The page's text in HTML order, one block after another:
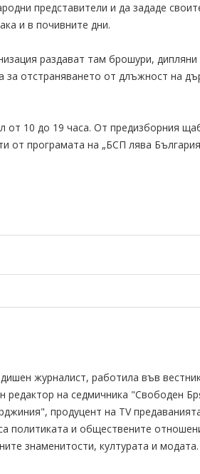
представители и да зададе
и в почивните дни.
раздават там брошури, дипляни
отстраняването от длъжност на
от 10 до 19 часа. От предизборния
от програмата на „БСП лява
журналист, работила във
редактор на седмичника "Свободен
продуцент на TV
политиката и обществените
знаменитости, културата и модата.